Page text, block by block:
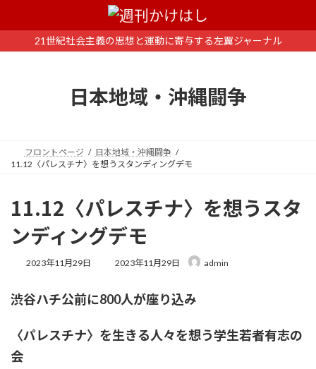
ン
ー
21世紀社会主義の思想と運動に寄与する左翼ジャーナル
日本地域・沖縄闘争
フロントページ
日本地域・沖縄闘争
11.12〈パレスチナ〉を想うスタンディングデモ
11.12〈パレスチナ〉を想うスタ
ンディングデモ
2023年11月29日
最
新
:
2023年11月29日 admin
渋谷ハチ公前に800人が座り込み
〈パレスチナ〉を生きる人々を想う学生若者有志の
会